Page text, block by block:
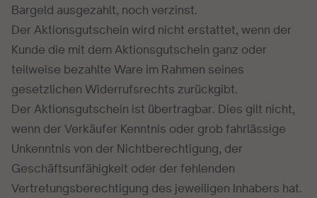
Bargeld ausgezahlt, noch verzinst.
Der Aktionsgutschein wird nicht erstattet, wenn der
Kunde die mit dem Aktionsgutschein ganz oder
teilweise bezahlte Ware im Rahmen seines
gesetzlichen Widerrufsrechts zurückgibt.
Der Aktionsgutschein ist übertragbar. Dies gilt nicht,
wenn der Verkäufer Kenntnis oder grob fahrlässige
Unkenntnis von der Nichtberechtigung, der
Geschäftsunfähigkeit oder der fehlenden
Vertretungsberechtigung des jeweiligen Inhabers hat.